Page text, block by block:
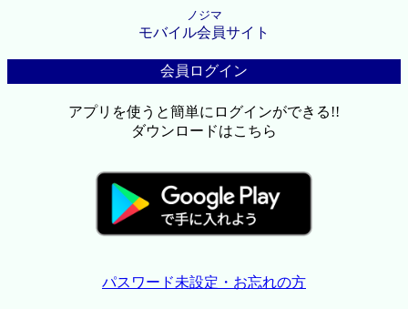
ノジマ
モバイル会員サイト
会員ログイン
アプリを使うと簡単にログインができる!!
ダウンロードはこちら
パスワード未設定・お忘れの方